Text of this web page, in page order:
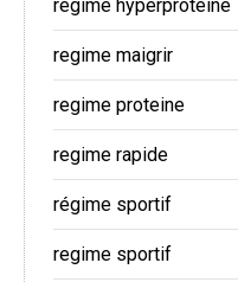
regime hyperproteine
regime maigrir
regime proteine
regime rapide
régime sportif
regime sportif